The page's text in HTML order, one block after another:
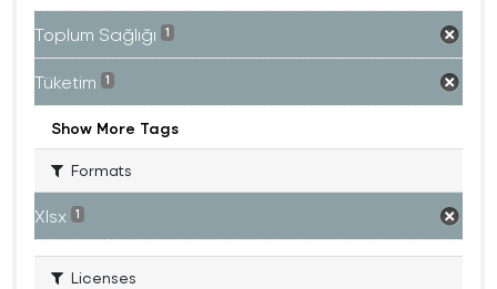
Toplum Sağlığı 1
Tüketim 1
Show More Tags
Formats
Xlsx 1
Licenses